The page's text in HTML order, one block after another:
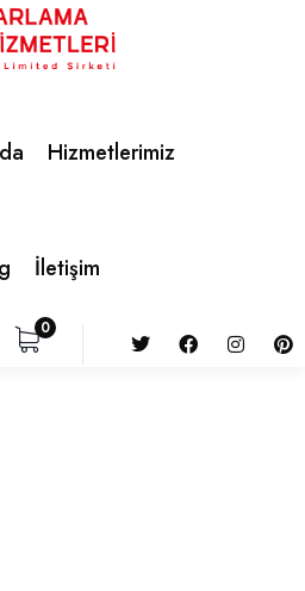
Hizmetlerimiz
İletişim
0